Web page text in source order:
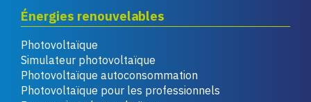
Énergies renouvelables
Photovoltaïque
Simulateur photovoltaïque
Photovoltaïque autoconsommation
Photovoltaïque pour les professionnels